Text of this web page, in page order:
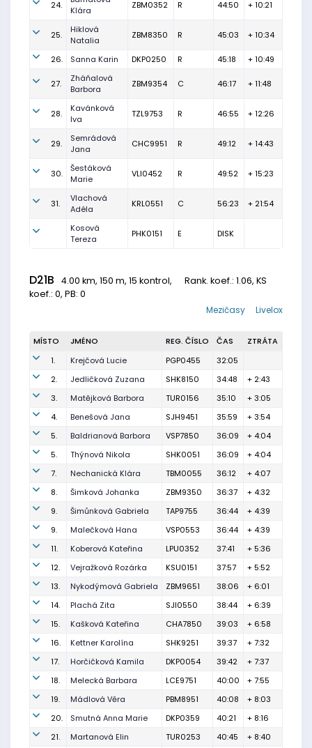
24.
Klára
ZBM0352 R 44:50 + 10:21
25.
Hiklová
Natalia
ZBM8350 R 45:03 + 10:34
26. Sanna Karin DKP0250 R 45:18 + 10:49
27.
Zháňalová
Barbora
ZBM9354 C 46:17 + 11:48
28.
Kavánková
Iva
TZL9753 R 46:55 + 12:26
29.
Semrádová
Jana
CHC9951 R 49:12 + 14:43
30.
Šestáková
Marie
VLI0452 R 49:52 + 15:23
31.
Vlachová
Adéla
KRL0551 C 56:23 + 21:54
Kosová
Tereza
PHK0151 E DISK
D21B 4.00 km, 150 m, 15 kontrol, Rank. koef.: 1.06, KS
koef.: 0, PB: 0
Livelox
Mezičasy
MÍSTO JMÉNO REG. ČÍSLO ČAS
ZTRÁTA
1.
Krejčová Lucie PGP0455
32:05
2.
Jedličková Zuzana SHK8150 34:48
+ 2:43
3.
Matějková Barbora TUR0156 35:10
+ 3:05
4.
Benešová Jana SJH9451 35:59
+ 3:54
5.
Baldrianová Barbora VSP7850 36:09
+ 4:04
5.
Thýnová Nikola SHK0051 36:09
+ 4:04
7.
Nechanická Klára TBM0055 36:12
+ 4:07
8.
Šimková Johanka ZBM9350 36:37
+ 4:32
9.
Šimůnková Gabriela TAP9755 36:44
+ 4:39
9.
Malečková Hana VSP0553 36:44
+ 4:39
11.
Koberová Kateřina LPU0352 37:41
+ 5:36
12.
Vejražková Rozárka KSU0151 37:57
+ 5:52
13.
Nykodýmová Gabriela ZBM9651 38:06
+ 6:01
14.
Plachá Zita SJI0550 38:44
+ 6:39
15.
Kašková Kateřina CHA7850 39:03
+ 6:58
16.
Kettner Karolína SHK9251 39:37
+ 7:32
17.
Horčičková Kamila DKP0054 39:42
+ 7:37
18.
Melecká Barbara LCE9751 40:00
+ 7:55
19.
Mádlová Věra PBM8951 40:08
+ 8:03
20.
Smutná Anna Marie DKP0359 40:21
+ 8:16
21.
Martanová Elin TUR0253 40:45
+ 8:40